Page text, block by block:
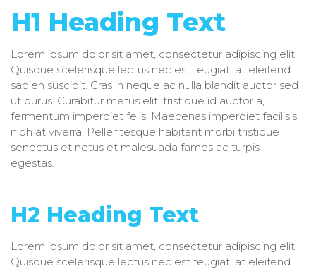
H1 Heading Text
Lorem ipsum dolor sit amet, consectetur adipiscing elit.
Quisque scelerisque lectus nec est feugiat, at eleifend
sapien suscipit. Cras in neque ac nulla blandit auctor sed
ut purus. Curabitur metus elit, tristique id auctor a,
fermentum imperdiet felis. Maecenas imperdiet facilisis
nibh at viverra. Pellentesque habitant morbi tristique
senectus et netus et malesuada fames ac turpis
egestas.
H2 Heading Text
Lorem ipsum dolor sit amet, consectetur adipiscing elit.
Quisque scelerisque lectus nec est feugiat, at eleifend